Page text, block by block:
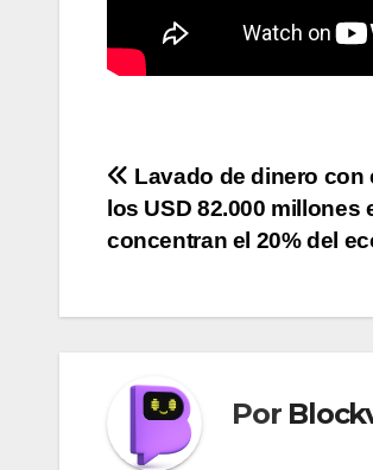
Navegación
de
Lavado de dinero
los USD 82.000
concentran el 20% del
Por